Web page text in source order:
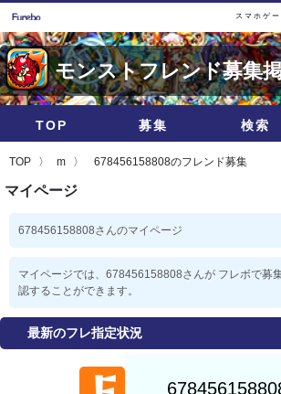
スマホゲ
モンストフレンド募集
TOP 募集 検索
TOP m 678456158808のフレンド募集
マイページ
678456158808さんのマイページ
マイページでは、678456158808さんが フレボで募
認することができます。
最新のフレ指定状況